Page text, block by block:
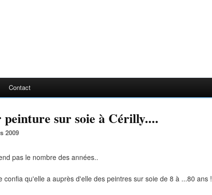
Contact
sur soie à Cérilly....
2009
pas le nombre des années..
confia qu'elle a auprès d'elle des peintres sur soie de 8 à ...80 ans !